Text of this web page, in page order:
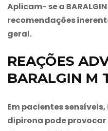
Aplicam- se a
recomendações
geral.
REAÇÕES
BARALGIN M
Em pacientes
dipirona pode provocar